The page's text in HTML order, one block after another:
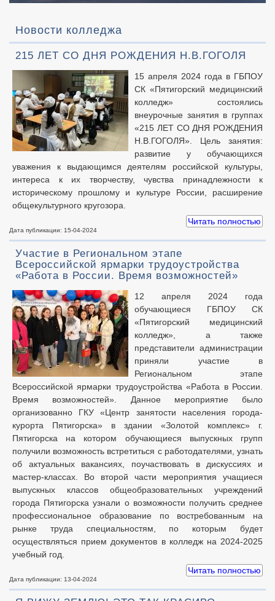
Новости колледжа
215 ЛЕТ СО ДНЯ РОЖДЕНИЯ Н.В.ГОГОЛЯ
15 апреля 2024 года в ГБПОУ
СК «Пятигорский медицинский
колледж» состоялись
внеурочные занятия в группах
«215 ЛЕТ СО ДНЯ РОЖДЕНИЯ
Н.В.ГОГОЛЯ». Цель занятия:
развитие у обучающихся
уважения к выдающимся деятелям российской культуры,
интереса к их творчеству, чувства принадлежности к
историческому прошлому и культуре России, расширение
общекультурного кругозора.
Дата публикации: 15-04-2024
Читать полностью
Участие в Региональном этапе
Всероссийской ярмарки трудоустройства
«Работа в России. Время возможностей»
12 апреля 2024 года
обучающиеся ГБПОУ СК
«Пятигорский медицинский
колледж», а также
представители администрации
приняли участие в
Региональном этапе
Всероссийской ярмарки трудоустройства «Работа в России.
Время возможностей». Данное мероприятие было
организованно ГКУ «Центр занятости населения города-
курорта Пятигорска» в здании «Золотой комплекс» г.
Пятигорска на котором обучающиеся выпускных групп
получили возможность встретиться с работодателями, узнать
об актуальных вакансиях, поучаствовать в дискуссиях и
мастер-классах. Во второй части мероприятия учащиеся
выпускных классов общеобразовательных учреждений
города Пятигорска узнали о возможности получить среднее
профессиональное образование по востребованным на
рынке труда специальностям, по которым будет
осуществляться прием документов в колледж на 2024-2025
учебный год.
Дата публикации: 13-04-2024
Читать полностью